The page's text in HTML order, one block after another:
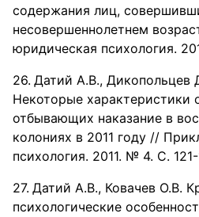
содержания лиц,
несовершеннолетнем
юридическая психология.
Датий А.В., Дикопольцев
Некоторые характеристики
отбывающих наказание в
колониях в 2011 году //
психология. 2011. № 4. С. 121-
Датий А.В., Ковачев О.В.
психологические